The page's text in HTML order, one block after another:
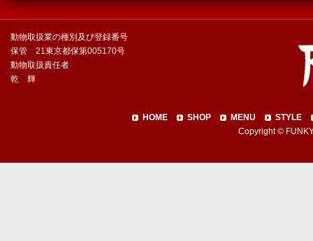
動物取扱業の種別及び登録番号
保管 21東京都保第005170号
動物取扱責任者
乾 輝
HOME SHOP MENU
STYLE
Copyright ©